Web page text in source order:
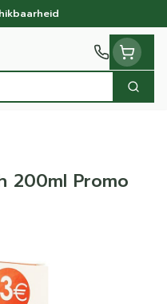
Zoek
200ml Promo